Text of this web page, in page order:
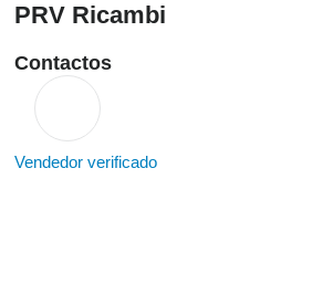
PRV Ricambi
Contactos
Vendedor verificado